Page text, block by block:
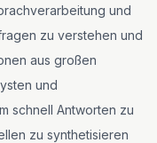
und
zu verstehen und
aus großen
und
schnell Antworten zu
zu synthetisieren